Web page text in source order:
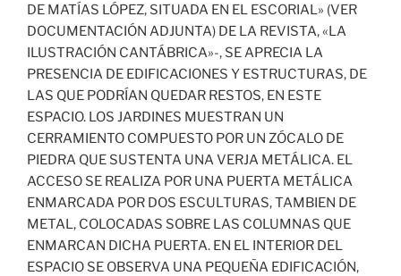
DE MATÍAS LÓPEZ, SITUADA EN EL ESCORIAL» (VER
DOCUMENTACIÓN ADJUNTA) DE LA REVISTA, «LA
ILUSTRACIÓN CANTÁBRICA»-, SE APRECIA LA
PRESENCIA DE EDIFICACIONES Y ESTRUCTURAS, DE
LAS QUE PODRÍAN QUEDAR RESTOS, EN ESTE
ESPACIO. LOS JARDINES MUESTRAN UN
CERRAMIENTO COMPUESTO POR UN ZÓCALO DE
PIEDRA QUE SUSTENTA UNA VERJA METÁLICA. EL
ACCESO SE REALIZA POR UNA PUERTA METÁLICA
ENMARCADA POR DOS ESCULTURAS, TAMBIEN DE
METAL, COLOCADAS SOBRE LAS COLUMNAS QUE
ENMARCAN DICHA PUERTA. EN EL INTERIOR DEL
ESPACIO SE OBSERVA UNA PEQUEÑA EDIFICACIÓN,